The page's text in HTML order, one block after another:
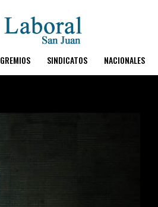
GREMIOS SINDICATOS NACIONALES